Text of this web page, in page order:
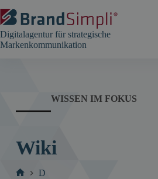
Inhalt
springen
Digitalagentur für strategische
Markenkommunikation
WISSEN IM FOKUS
Wiki
D